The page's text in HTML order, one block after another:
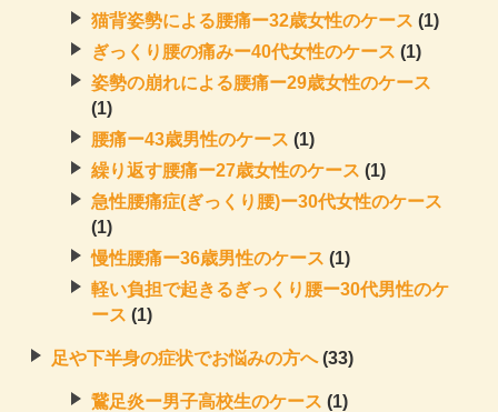
猫背姿勢による腰痛ー32歳女性のケース (1)
ぎっくり腰の痛みー40代女性のケース (1)
姿勢の崩れによる腰痛ー29歳女性のケース
(1)
腰痛ー43歳男性のケース (1)
繰り返す腰痛ー27歳女性のケース (1)
急性腰痛症(ぎっくり腰)ー30代女性のケース
(1)
慢性腰痛ー36歳男性のケース (1)
軽い負担で起きるぎっくり腰ー30代男性のケ
ース (1)
足や下半身の症状でお悩みの方へ(33)
鵞足炎ー男子高校生のケース (1)